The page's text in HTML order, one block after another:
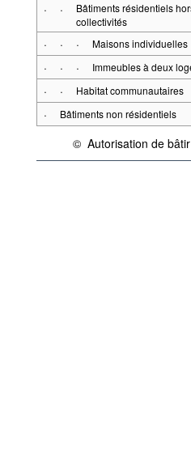
· ·
Bâtiments résidentiels
collectivités
· · · Maisons individuelles
· · · Immeubles à deux
· · Habitat communautaires
·
Bâtiments non résidentiels
©
{link} Conditions
Autorisation de